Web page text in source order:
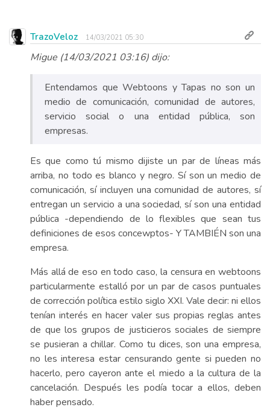
TrazoVeloz 14/03/2021 05:30
Migue (14/03/2021 03:16) dijo:
Entendamos que Webtoons y Tapas no son un
medio de comunicación, comunidad de autores,
servicio social o una entidad pública, son
empresas.
Es que como tú mismo dijiste un par de líneas más
arriba, no todo es blanco y negro. Sí son un medio de
comunicación, sí incluyen una comunidad de autores, sí
entregan un servicio a una sociedad, sí son una entidad
pública -dependiendo de lo flexibles que sean tus
definiciones de esos concewptos- Y TAMBIÉN son una
empresa.
Más allá de eso en todo caso, la censura en webtoons
particularmente estalló por un par de casos puntuales
de corrección política estilo siglo XXI. Vale decir: ni ellos
tenían interés en hacer valer sus propias reglas antes
de que los grupos de justicieros sociales de siempre
se pusieran a chillar. Como tu dices, son una empresa,
no les interesa estar censurando gente si pueden no
hacerlo, pero cayeron ante el miedo a la cultura de la
cancelación. Después les podía tocar a ellos, deben
haber pensado.